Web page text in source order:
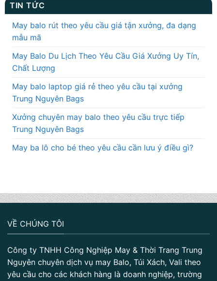
TIN TỨC
May balo rút theo yêu cầu giá tận xưởng, đa dạng
mẫu mã
May Balo Du Lịch Theo Yêu Cầu Giá Xưởng Uy Tín,
Chất Lượng
May balo laptop giá rẻ theo yêu cầu tại xưởng
Trung Nguyên Bags
Xưởng chuyên may balo theo yêu cầu trực tiếp
Trung Nguyên Bags
May ba lô cho bé theo yêu cầu cần lưu ý điều gì?
VỀ CHÚNG TÔI
Công ty TNHH Công Nghiệp May & Thời Trang Trung
Nguyên chuyên dịch vụ may Balo, Túi Xách, Vali theo
yêu cầu cho các khách hàng là doanh nghiệp, trường